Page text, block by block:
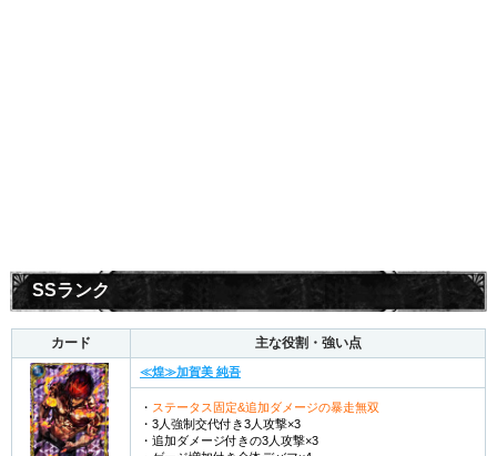
SSランク
カード 主な役割・強い点
≪煌≫加賀美 純吾
・ ステータス固定&追加ダメージの暴走無双
・3人強制交代付き3人攻撃×3
・追加ダメージ付きの3人攻撃×3